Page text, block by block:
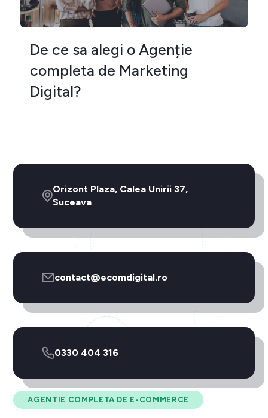
De ce sa alegi o Agenție
completa de Marketing
Digital?
AGENTIE COMPLETA DE E-COMMERCE
Orizont Plaza, Calea Unirii 37,
Suceava
contact@ecomdigital.ro
0330 404 316